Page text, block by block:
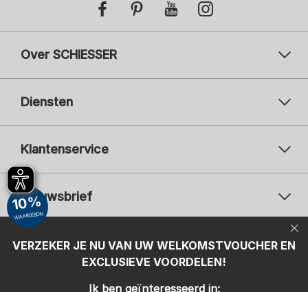
Over SCHIESSER
Diensten
Klantenservice
Nieuwsbrief
Uw
Uw e-mailadres
Aanmelden
Betaalwijzen
VERZEKER JE NU VAN UW WELKOMSTVOUCHER EN
EXCLUSIEVE VOORDELEN!
10%
WAARDEBON
Ik ben geïnteresseerd in: